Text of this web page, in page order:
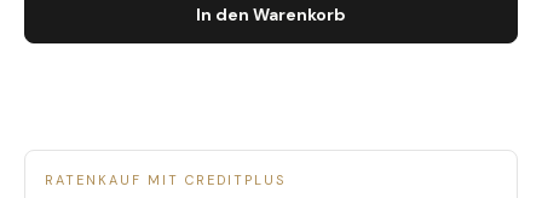
In den Warenkorb
RATENKAUF MIT CREDITPLUS